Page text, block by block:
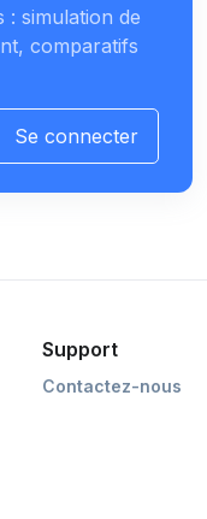
: simulation de
comparatifs
Se connecter
Support
Contactez-nous